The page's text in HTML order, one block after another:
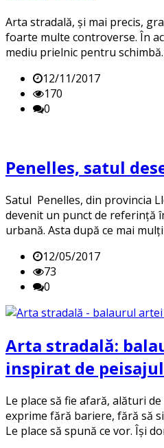
Arta stradală, și mai precis,
foarte multe controverse. În
mediu prielnic pentru
12/11/2017
170
0
Penelles, satul
Satul Penelles, din provincia
devenit un punct de referință
urbană. Asta după ce mai
12/05/2017
73
0
Arta stradală:
inspirat de
Le place să fie afară, alături
exprime fără bariere, fără să
Le place să spună ce vor. Își